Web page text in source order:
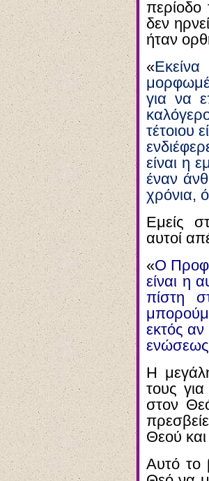
περίοδο
δεν
ήταν
«
για να
τέτοιου
είναι η
έναν
χρόνια,
Εμείς
αυτοί
«Ο
είναι η
πίστη
εκτός
Η
τους
στον
Θεού
Αυτό το